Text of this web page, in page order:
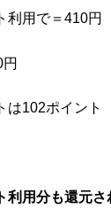
利用で＝410円
は102ポイント
利用分も還元さ